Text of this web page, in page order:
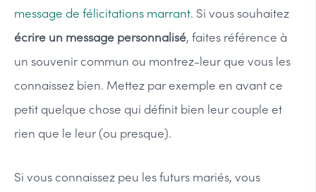
message de félicitations marrant. Si vous souhaitez
écrire un message personnalisé, faites référence à
un souvenir commun ou montrez-leur que vous les
connaissez bien. Mettez par exemple en avant ce
petit quelque chose qui définit bien leur couple et
rien que le leur (ou presque).
Si vous connaissez peu les futurs mariés, vous